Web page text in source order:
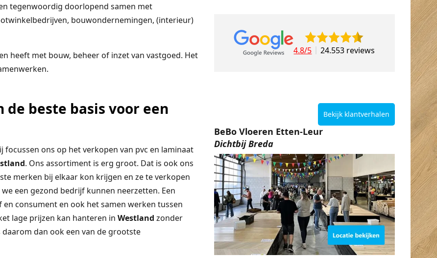
tegenwoordig doorlopend samen met
bouwondernemingen, (interieur)
heeft met bouw, beheer of inzet van vastgoed. Het
beste basis voor een
ons op het verkopen van pvc en laminaat
. Ons assortiment is erg groot. Dat is ook ons
merken bij elkaar kon krijgen en ze te verkopen
een gezond bedrijf kunnen neerzetten. Een
consument en ook het samen werken tussen
lage prijzen kan hanteren in Westland zonder
dan ook een van de grootste
4.8/5 24.553 reviews
Bekijk klantverhalen
BeBo Vloeren Etten-Leur
Dichtbij Breda